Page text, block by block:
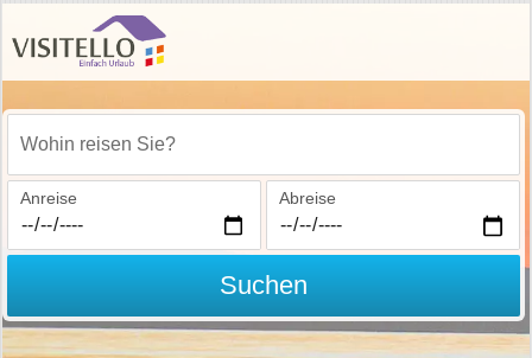
Wohin reisen Sie?
Anreise Abreise
Suchen